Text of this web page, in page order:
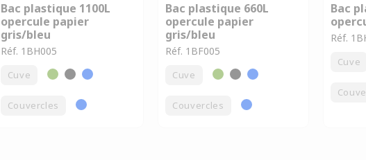
Bac plastique 1100L
opercule papier
gris/bleu
Réf. 1BH005
Cuve
Couvercles
Bac plastique 660L
opercule papier
gris/bleu
Réf. 1BF005
Cuve
Couvercles
Bac
Réf.
Cuve